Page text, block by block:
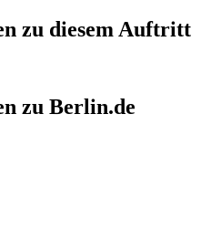
zu diesem Auftritt
zu Berlin.de